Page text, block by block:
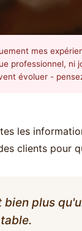
mes
professionnel,
évoluer -
les
clients pour
bien plus